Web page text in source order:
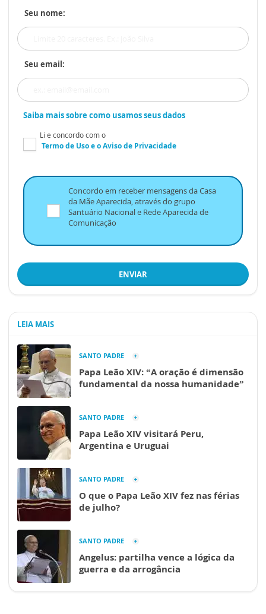
Seu nome:
Seu email:
Saiba mais sobre como usamos seus dados
Li e concordo com o
Termo de Usoe oAviso de Privacidade
Concordo em receber mensagens da Casa
da Mãe Aparecida, através do grupo
Santuário Nacional e Rede Aparecida de
Comunicação
ENVIAR
LEIA MAIS
SANTO PADRE
Papa Leão XIV: “A oração é dimensão
fundamental da nossa humanidade”
SANTO PADRE
Papa Leão XIV visitará Peru,
Argentina e Uruguai
SANTO PADRE
O que o Papa Leão XIV fez nas férias
de julho?
SANTO PADRE
Angelus: partilha vence a lógica da
guerra e da arrogância